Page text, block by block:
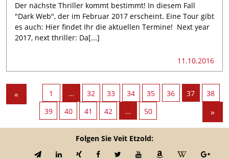
Der nächste Thriller kommt bestimmt! In diesem Fall
"Dark Web", der im Februar 2017 erscheint. Eine Tour gibt
es auch: Hier findet Ihr die aktuellen Termine! Next year
2017, next thriller: Da[...]
11.10.2016
« 1 … 32 33 34 35 36 37
38
39
40 41 42 … 50 »
Folgen Sie Veit Etzold: